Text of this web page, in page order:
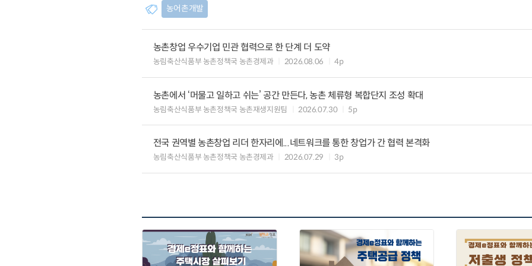
농어촌개발
농촌창업 우수기업 민관 협력으로 한 단계 더 도약
농림축산식품부 농촌정책국 농촌경제과 2026.08.06 4p
농촌에서 ‘머물고 일하고 쉬는’ 공간 만든다, 농촌 체류형 복합단지 조성 확대
농림축산식품부 농촌정책국 농촌재생지원팀 2026.07.30 5p
전국 권역별 농촌창업 리더 한자리에...네트워크를 통한 창업가 간 협력 본격화
농림축산식품부 농촌정책국 농촌경제과 2026.07.29 3p